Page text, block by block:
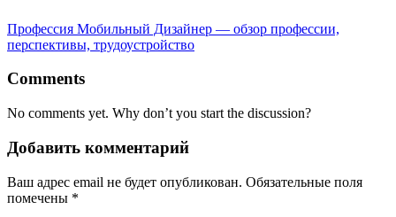
Профессия Мобильный Дизайнер — обзор профессии,
перспективы, трудоустройство
Comments
No comments yet. Why don’t you start the discussion?
Добавить комментарий
Ваш адрес email не будет опубликован. Обязательные поля
помечены *